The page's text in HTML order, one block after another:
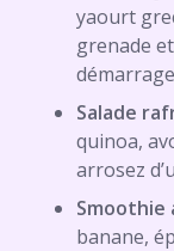
yaourt
grenade
Salade
quinoa,
arrosez
banane,